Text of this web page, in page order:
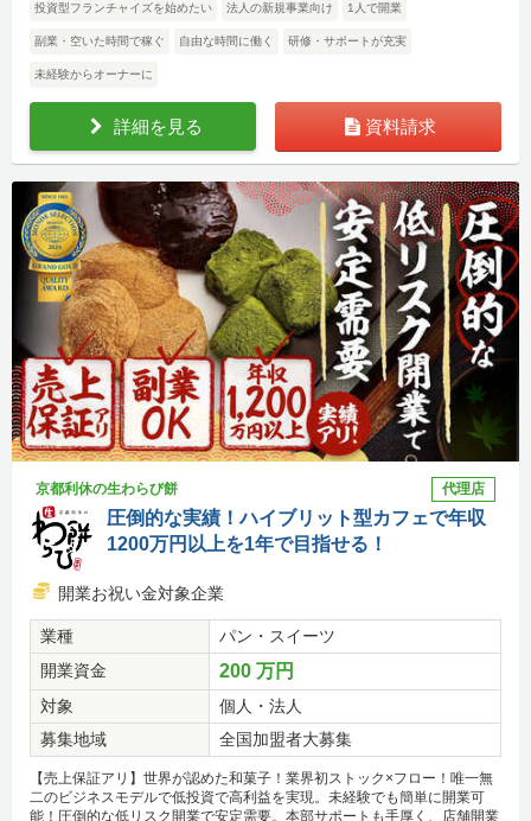
投資型フランチャイズを始めたい 法人の新規事業向け 1人で開業
副業・空いた時間で稼ぐ 自由な時間に働く 研修・サポートが充実
未経験からオーナーに
詳細を見る 資料請求
京都利休の生わらび餅 代理店
圧倒的な実績！ハイブリット型カフェで年収
1200万円以上を1年で目指せる！
開業お祝い金対象企業
業種
パン・スイーツ
開業資金
200 万円
対象
個人・法人
募集地域
全国加盟者大募集
【売上保証アリ】世界が認めた和菓子！業界初ストック×フロー！唯一無
二のビジネスモデルで低投資で高利益を実現。未経験でも簡単に開業可
能！圧倒的な低リスク開業で安定需要。本部サポートも手厚く、店舗開業